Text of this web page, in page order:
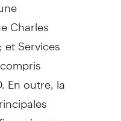
Charles
Services
En outre, la